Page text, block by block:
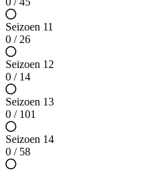
Seizoen 11
0 / 26
Seizoen 12
0 / 14
Seizoen 13
0 / 101
Seizoen 14
0 / 58